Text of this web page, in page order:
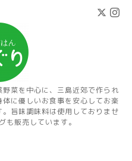
菜を中心に、三島近郊で作られ
に優しいお食事を安心してお楽
旨味調味料は使用しておりませ
も販売しています。